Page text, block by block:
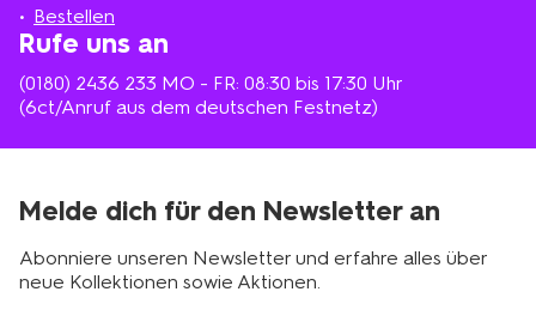
Bestellen
Rufe uns an
(0180) 2436 233 MO - FR: 08:30 bis 17:30 Uhr
(6ct/Anruf aus dem deutschen Festnetz)
Melde dich für den Newsletter an
Abonniere unseren Newsletter und erfahre alles über
neue Kollektionen sowie Aktionen.